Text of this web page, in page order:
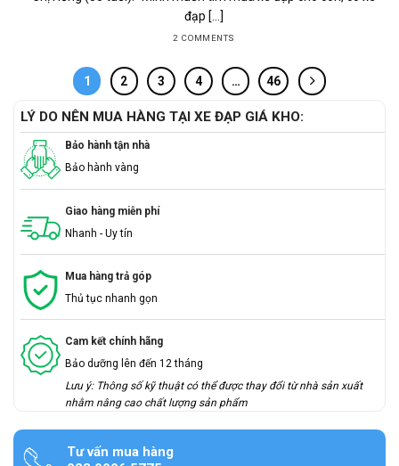
đạp [...]
2 COMMENTS
1 2 3 4 … 46
LÝ DO NÊN MUA HÀNG TẠI XE ĐẠP GIÁ KHO:
Bảo hành tận nhà
Bảo hành vàng
Giao hàng miễn phí
Nhanh - Uy tín
Mua hàng trả góp
Thủ tục nhanh gọn
Cam kết chính hãng
Bảo dưỡng lên đến 12 tháng
Lưu ý: Thông số kỹ thuật có thể được thay đổi từ nhà sản xuất
nhằm nâng cao chất lượng sản phẩm
Tư vấn mua hàng